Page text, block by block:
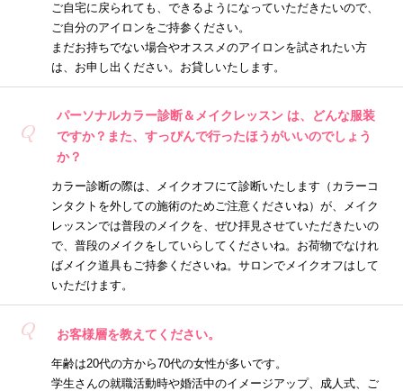
ご自宅に戻られても、できるようになっていただきたいので、
ご自分のアイロンをご持参ください。
まだお持ちでない場合やオススメのアイロンを試されたい方
は、お申し出ください。お貸しいたします。
Q
パーソナルカラー診断＆メイクレッスン は、どんな服装
ですか？また、すっぴんで行ったほうがいいのでしょう
か？
カラー診断の際は、メイクオフにて診断いたします（カラーコ
ンタクトを外しての施術のためご注意くださいね）が、メイク
レッスンでは普段のメイクを、ぜひ拝見させていただきたいの
で、普段のメイクをしていらしてくださいね。お荷物でなけれ
ばメイク道具もご持参くださいね。サロンでメイクオフはして
いただけます。
Q お客様層を教えてください。
年齢は20代の方から70代の女性が多いです。
学生さんの就職活動時や婚活中のイメージアップ、成人式、ご